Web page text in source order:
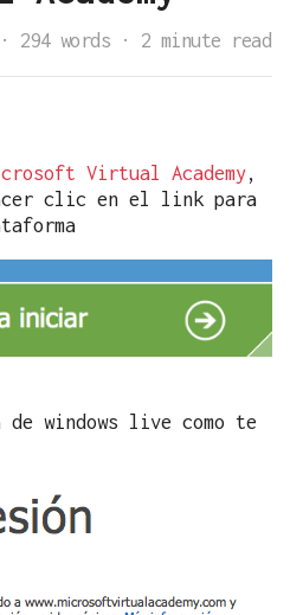
· 294 words · 2 minute read
Virtual Academy,
clic en el link para
de windows live como te